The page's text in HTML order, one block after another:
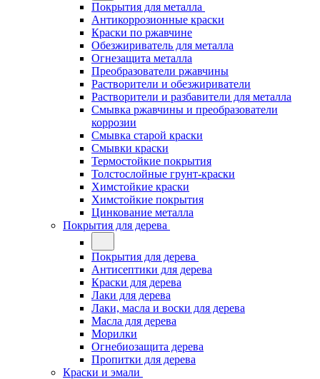
Покрытия для металла
Антикоррозионные краски
Краски по ржавчине
Обезжириватель для металла
Огнезащита металла
Преобразователи ржавчины
Растворители и обезжириватели
Растворители и разбавители для металла
Смывка ржавчины и преобразователи
коррозии
Смывка старой краски
Смывки краски
Термостойкие покрытия
Толстослойные грунт-краски
Химстойкие краски
Химстойкие покрытия
Цинкование металла
Покрытия для дерева
Покрытия для дерева
Антисептики для дерева
Краски для дерева
Лаки для дерева
Лаки, масла и воски для дерева
Масла для дерева
Морилки
Огнебиозащита дерева
Пропитки для дерева
Краски и эмали